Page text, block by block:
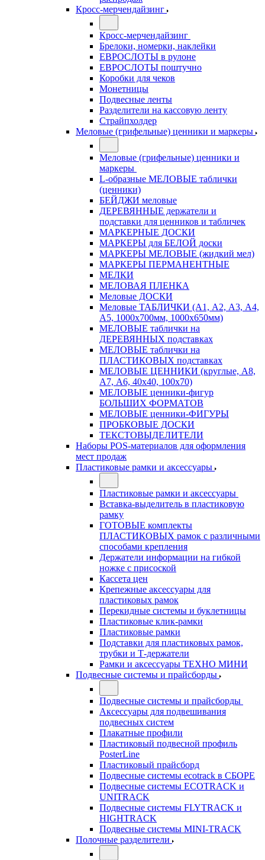
Кросс-мерчендайзинг
Кросс-мерчендайзинг
Брелоки, номерки, наклейки
ЕВРОСЛОТЫ в рулоне
ЕВРОСЛОТЫ поштучно
Коробки для чеков
Монетницы
Подвесные ленты
Разделители на кассовую ленту
Страйпхолдер
Меловые (грифельные) ценники и маркеры
Меловые (грифельные) ценники и
маркеры
L-образные МЕЛОВЫЕ таблички
(ценники)
БЕЙДЖИ меловые
ДЕРЕВЯННЫЕ держатели и
подставки для ценников и табличек
МАРКЕРНЫЕ ДОСКИ
МАРКЕРЫ для БЕЛОЙ доски
МАРКЕРЫ МЕЛОВЫЕ (жидкий мел)
МАРКЕРЫ ПЕРМАНЕНТНЫЕ
МЕЛКИ
МЕЛОВАЯ ПЛЕНКА
Меловые ДОСКИ
Меловые ТАБЛИЧКИ (А1, А2, А3, А4,
А5, 1000х700мм, 1000х650мм)
МЕЛОВЫЕ таблички на
ДЕРЕВЯННЫХ подставках
МЕЛОВЫЕ таблички на
ПЛАСТИКОВЫХ подставках
МЕЛОВЫЕ ЦЕННИКИ (круглые, А8,
А7, А6, 40х40, 100х70)
МЕЛОВЫЕ ценники-фигур
БОЛЬШИХ ФОРМАТОВ
МЕЛОВЫЕ ценники-ФИГУРЫ
ПРОБКОВЫЕ ДОСКИ
ТЕКСТОВЫДЕЛИТЕЛИ
Наборы POS-материалов для оформления
мест продаж
Пластиковые рамки и аксессуары
Пластиковые рамки и аксессуары
Вставка-выделитель в пластиковую
рамку
ГОТОВЫЕ комплекты
ПЛАСТИКОВЫХ рамок с различными
способами крепления
Держатели информации на гибкой
ножке с присоской
Кассета цен
Крепежные аксессуары для
пластиковых рамок
Перекидные системы и буклетницы
Пластиковые клик-рамки
Пластиковые рамки
Подставки для пластиковых рамок,
трубки и Т-держатели
Рамки и аксессуары ТЕХНО МИНИ
Подвесные системы и прайсборды
Подвесные системы и прайсборды
Аксессуары для подвешивания
подвесных систем
Плакатные профили
Пластиковый подвесной профиль
PosterLine
Пластиковый прайсборд
Подвесные системы ecotrack в СБОРЕ
Подвесные системы ECOTRACK и
UNITRACK
Подвесные системы FLYTRACK и
HIGHTRACK
Подвесные системы MINI-TRACK
Полочные разделители